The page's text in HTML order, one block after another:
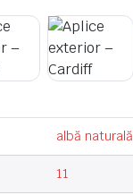
albă naturală
11